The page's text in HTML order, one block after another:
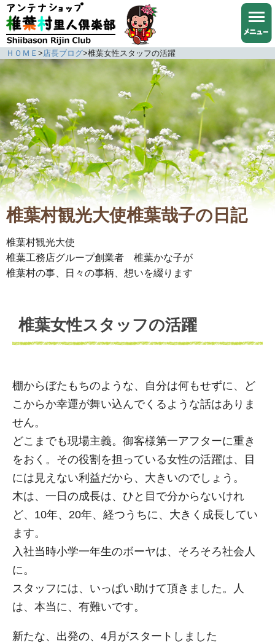
ＨＯＭＥ >店長ブログ>椎葉女性スタッフの活躍
椎葉村観光大使椎葉哉子の日記
椎葉村観光大使
椎葉工務店グループ創業者 椎葉かな子が
椎葉村の事、日々の事柄、想いを綴ります
椎葉女性スタッフの活躍
棚からぼたもちのような、自分は何もせずに、ど
こからか幸運が舞い込んでくるような話はありま
せん。
どこまでも現場主義。御客様第一アフターに重き
をおく。その役割を担っている女性の活躍は、目
には見えない利益だから、大きいのでしょう。
木は、一日の成長は、ひと目で分からないけれ
ど、10年、20年、経つうちに、大きく成長してい
ます。
入社当時小学一年生のボーヤは、そろそろ社会人
に。
スタッフには、いっぱい助けて頂きました。人
は、本当に、有難いです。
新たな、出発の、4月がスタートしました